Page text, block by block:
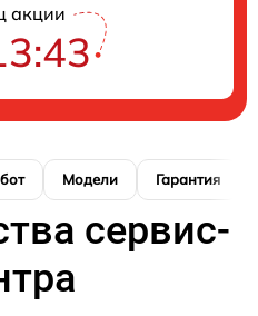
акции
Модели Гарантия
сервис-